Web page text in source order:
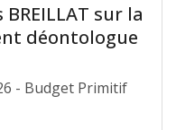
sur la
déontologue
- Budget Primitif